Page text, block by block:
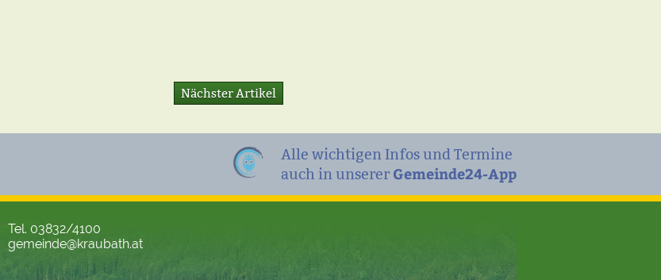
Nächster Artikel
Alle wichtigen Infos und Termine
auch in unserer Gemeinde24-App
Tel. 03832/4100
gemeinde@kraubath.at